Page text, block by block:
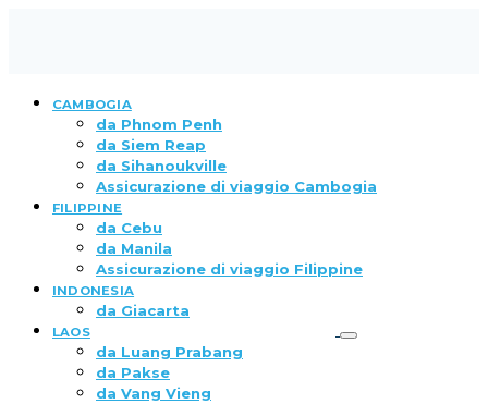
CAMBOGIA
da Phnom Penh
da Siem Reap
da Sihanoukville
Assicurazione di viaggio Cambogia
FILIPPINE
da Cebu
da Manila
Assicurazione di viaggio Filippine
INDONESIA
da Giacarta
LAOS
da Luang Prabang
da Pakse
da Vang Vieng